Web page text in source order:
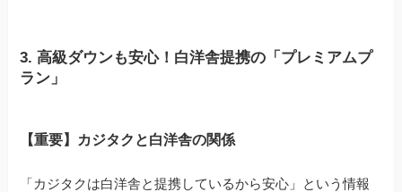
3. 高級ダウンも安心！白洋舎提携の「プレミアムプ
ラン」
【重要】カジタクと白洋舎の関係
「カジタクは白洋舎と提携しているから安心」という情報